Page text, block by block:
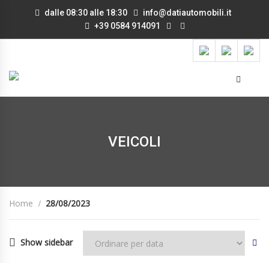
dalle 08:30 alle 18:30
info@datiautomobili.it
+39 0584 914091
VEICOLI
Home 28/08/2023
Show sidebar